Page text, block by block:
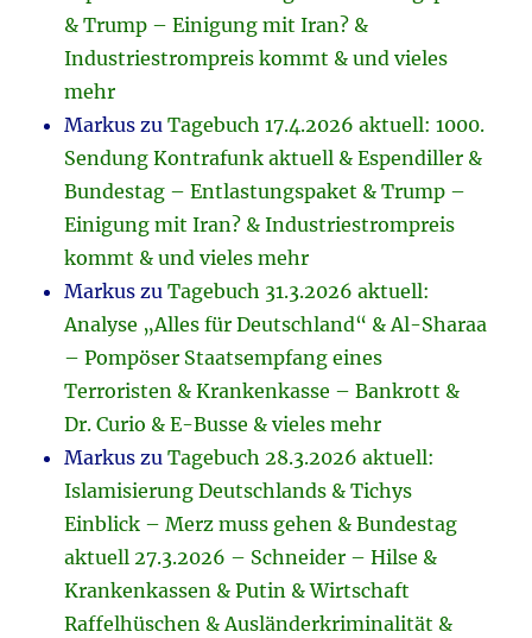
& Trump – Einigung mit Iran? &
Industriestrompreis kommt & und vieles
mehr
Markus zuTagebuch 17.4.2026 aktuell: 1000.
Sendung Kontrafunk aktuell & Espendiller &
Bundestag – Entlastungspaket & Trump –
Einigung mit Iran? & Industriestrompreis
kommt & und vieles mehr
Markus zuTagebuch 31.3.2026 aktuell:
Analyse „Alles für Deutschland“ & Al-Sharaa
– Pompöser Staatsempfang eines
Terroristen & Krankenkasse – Bankrott &
Dr. Curio & E-Busse & vieles mehr
Markus zuTagebuch 28.3.2026 aktuell:
Islamisierung Deutschlands & Tichys
Einblick – Merz muss gehen & Bundestag
aktuell 27.3.2026 – Schneider – Hilse &
Krankenkassen & Putin & Wirtschaft
Raffelhüschen & Ausländerkriminalität &